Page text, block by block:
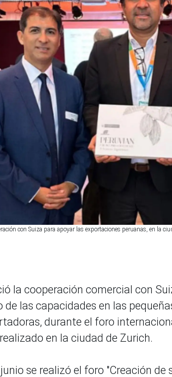
con Suiza para apoyar las exportaciones peruanas, en la
la cooperación comercial con
las capacidades en las
durante el foro
en la ciudad de Zurich.
se realizó el foro "Creación